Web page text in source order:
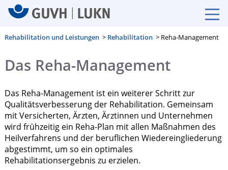
Rehabilitation und Leistungen > Rehabilitation > Reha-Management
Das Reha-Management
Das Reha-Management ist ein weiterer Schritt zur
Qualitätsverbesserung der Rehabilitation. Gemeinsam
mit Versicherten, Ärzten, Ärztinnen und Unternehmen
wird frühzeitig ein Reha-Plan mit allen Maßnahmen des
Heilverfahrens und der beruflichen Wiedereingliederung
abgestimmt, um so ein optimales
Rehabilitationsergebnis zu erzielen.